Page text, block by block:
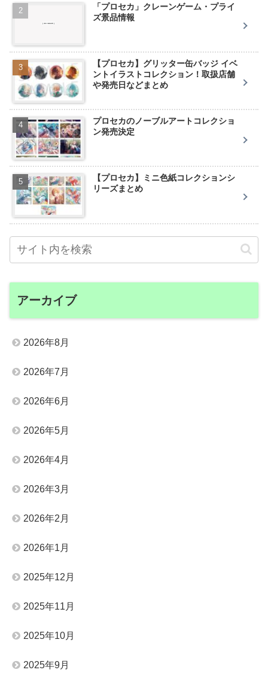
「プロセカ」クレーンゲーム・プライ
ズ景品情報
【プロセカ】グリッター缶バッジ イベ
ントイラストコレクション！取扱店舗
や発売日などまとめ
プロセカのノーブルアートコレクショ
ン発売決定
【プロセカ】ミニ色紙コレクションシ
リーズまとめ
アーカイブ
2026年8月
2026年7月
2026年6月
2026年5月
2026年4月
2026年3月
2026年2月
2026年1月
2025年12月
2025年11月
2025年10月
2025年9月